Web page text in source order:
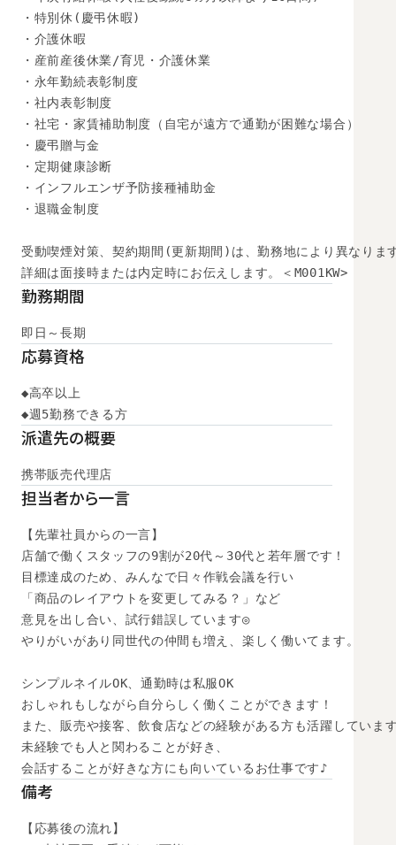
・特別休(慶弔休暇)
・介護休暇
・産前産後休業/育児・介護休業
・永年勤続表彰制度
・社内表彰制度
・社宅・家賃補助制度（自宅が遠方で通勤が困難な場合）
・慶弔贈与金
・定期健康診断
・インフルエンザ予防接種補助金
・退職金制度
受動喫煙対策、契約期間(更新期間)は、勤務地により異なりま
詳細は面接時または内定時にお伝えします。＜M001KW>
勤務期間
即日～長期
応募資格
◆高卒以上
◆週5勤務できる方
派遣先の概要
携帯販売代理店
担当者から一言
【先輩社員からの一言】
店舗で働くスタッフの9割が20代～30代と若年層です！
目標達成のため、みんなで日々作戦会議を行い
「商品のレイアウトを変更してみる？」など
意見を出し合い、試行錯誤しています◎
やりがいがあり同世代の仲間も増え、楽しく働いてます。
シンプルネイルOK、通勤時は私服OK
おしゃれもしながら自分らしく働くことができます！
また、販売や接客、飲食店などの経験がある方も活躍していま
未経験でも人と関わることが好き、
会話することが好きな方にも向いているお仕事です♪
備考
【応募後の流れ】